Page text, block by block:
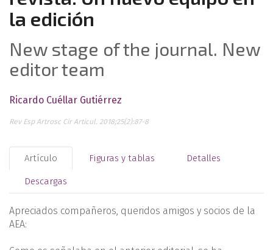
la edición
New stage of the journal. New
editor team
Ricardo Cuéllar Gutiérrez
Rev Esp Artrosc Cir Articul. 2018;25(2):87-8
Artículo Figuras y tablas Detalles
Descargas
Apreciados compañeros, queridos amigos y socios de la
AEA: